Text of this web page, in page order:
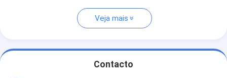
Veja mais
Contacto